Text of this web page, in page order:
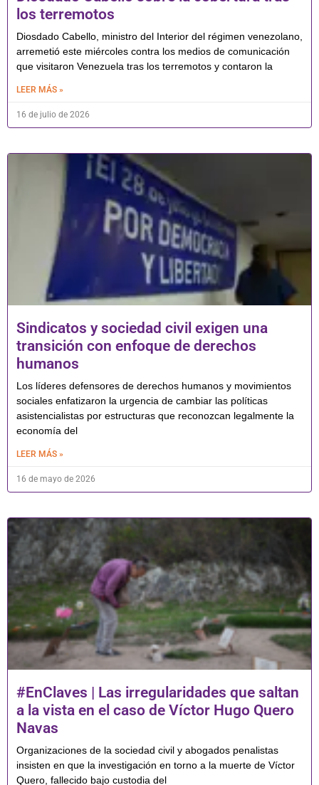
los terremotos
Diosdado Cabello, ministro del Interior del régimen venezolano,
arremetió este miércoles contra los medios de comunicación
que visitaron Venezuela tras los terremotos y contaron la
LEER MÁS »
16 de julio de 2026
Sindicatos y sociedad civil exigen una
transición con enfoque de derechos
humanos
Los líderes defensores de derechos humanos y movimientos
sociales enfatizaron la urgencia de cambiar las políticas
asistencialistas por estructuras que reconozcan legalmente la
economía del
LEER MÁS »
16 de mayo de 2026
#EnClaves | Las irregularidades que saltan
a la vista en el caso de Víctor Hugo Quero
Navas
Organizaciones de la sociedad civil y abogados penalistas
insisten en que la investigación en torno a la muerte de Víctor
Quero, fallecido bajo custodia del